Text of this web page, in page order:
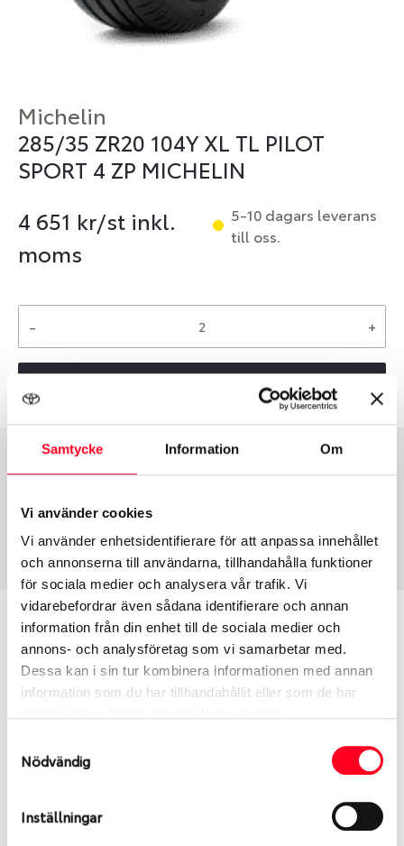
Samtycke Information Om
Vi använder cookies
Vi använder enhetsidentifierare för att anpassa innehållet
och annonserna till användarna, tillhandahålla funktioner
för sociala medier och analysera vår trafik. Vi
vidarebefordrar även sådana identifierare och annan
information från din enhet till de sociala medier och
annons- och analysföretag som vi samarbetar med.
Dessa kan i sin tur kombinera informationen med annan
information som du har tillhandahållit eller som de har
Nödvändig
Inställningar
Michelin
285/35 ZR20 104Y XL TL PILOT
SPORT 4 ZP MICHELIN
4 651 kr/st inkl.
moms
5-10 dagars leverans
till oss.
- +
Däcktyp Däckstorlek
1550
Passar detta däck min bil?
Ange registreringsnummer för att se om det däck
du valt passar din bilmodell. Om du köper däck som
dimensioner. Ibland kan fälgen ha bytts ut under
årens lopp och inte vara samma dimension som